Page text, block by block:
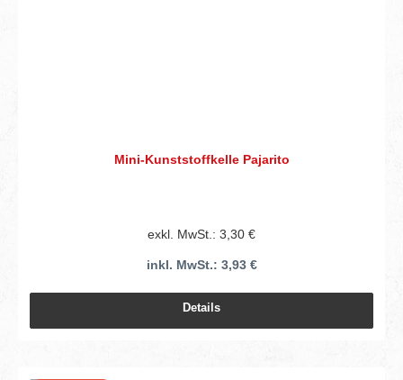
Mini-Kunststoffkelle Pajarito
exkl. MwSt.: 3,30 €
inkl. MwSt.: 3,93 €
Details